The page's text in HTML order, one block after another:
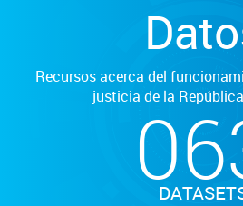
Recursos acerca del
justicia de la